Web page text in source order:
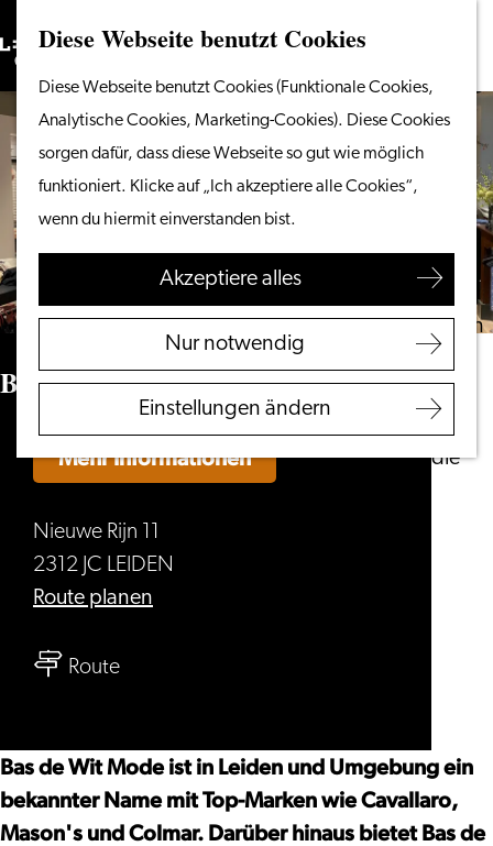
Diese Webseite benutzt Cookies
Diese Webseite benutzt Cookies (Funktionale Cookies,
Analytische Cookies, Marketing-Cookies). Diese Cookies
sorgen dafür, dass diese Webseite so gut wie möglich
funktioniert. Klicke auf „Ich akzeptiere alle Cookies“,
wenn du hiermit einverstanden bist.
Akzeptiere alles
Nur notwendig
Einstellungen ändern
Gehen
Sie
zur
Homepage
Menü
Suchen
Vom Wasser aus
Radeln & Wandern
Shoppen
Essen & Trinken
Ihren Besuch planen
Touristeninformation
Leiden
Entdecken Sie die
Suchen
Bas de Wit
Nieuwe Rijn 11
2312 JC LEIDEN
Route planen
Routebis
Wit
Mehr Informationen
Bas de Wit Mode ist in Leiden und Umgebung ein
bekannter Name mit Top-Marken wie Cavallaro,
Mason's und Colmar. Darüber hinaus bietet Bas de